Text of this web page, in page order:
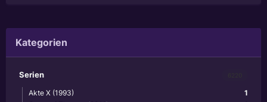
Kategorien
Serien
1
Akte X (1993)